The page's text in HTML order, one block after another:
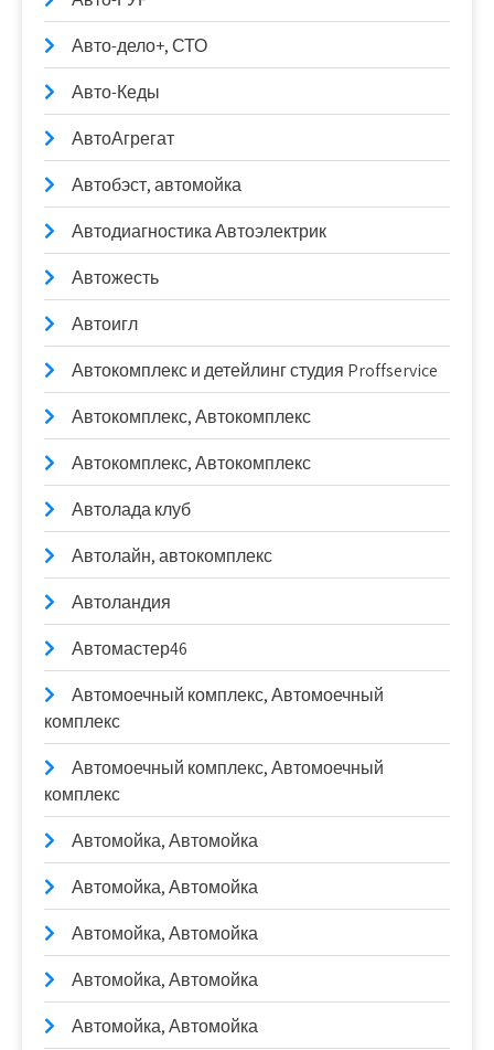
Авто-дело+, СТО
Авто-Кеды
АвтоАгрегат
Автобэст, автомойка
Автодиагностика Автоэлектрик
Автожесть
Автоигл
Автокомплекс и детейлинг студия Proffservice
Автокомплекс, Автокомплекс
Автокомплекс, Автокомплекс
Автолада клуб
Автолайн, автокомплекс
Автоландия
Автомастер46
Автомоечный комплекс, Автомоечный
комплекс
Автомоечный комплекс, Автомоечный
комплекс
Автомойка, Автомойка
Автомойка, Автомойка
Автомойка, Автомойка
Автомойка, Автомойка
Автомойка, Автомойка